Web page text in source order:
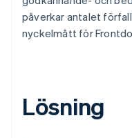
påverkar antalet
nyckelmått för
Lösning